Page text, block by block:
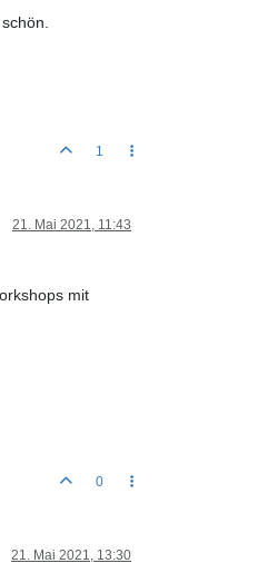
1
21. Mai 2021, 11:43
mit
0
21. Mai 2021, 13:30